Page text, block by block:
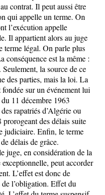
contrat. Il peut aussi être
qui appelle un terme. On
l’exécution appelle
Il appartient alors au juge
terme légal. On parle plus
conséquence est la même :
la source de ce
des parties, mais la loi. La
sur un événement lui
11 décembre 1963
rapatriés d’Algérie ou
des délais suite
judiciaire. Enfin, le terme
délais de grâce.
juge, en considération de la
peut accorder
L’effet est donc de
l’obligation. Effet du